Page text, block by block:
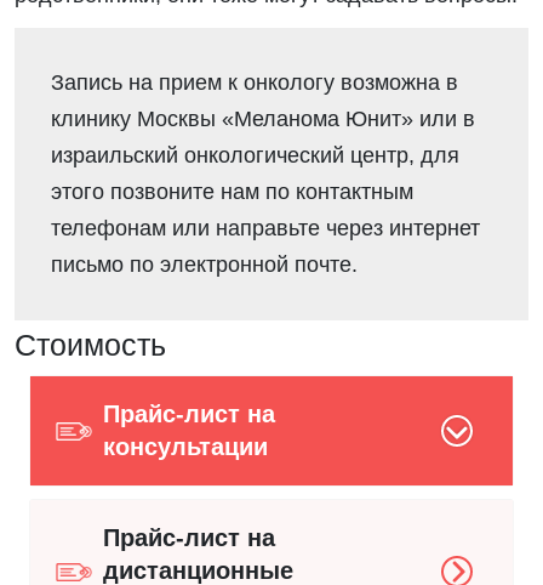
Запись на прием к онкологу возможна в
клинику Москвы «Меланома Юнит» или в
израильский онкологический центр, для
этого позвоните нам по контактным
телефонам или направьте через интернет
письмо по электронной почте.
Стоимость
Прайс-лист на
консультации
Прайс-лист на
дистанционные